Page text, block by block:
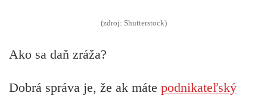
(zdroj: Shutterstock)
Ako sa daň zráža?
Dobrá správa je, že ak máte podnikateľský